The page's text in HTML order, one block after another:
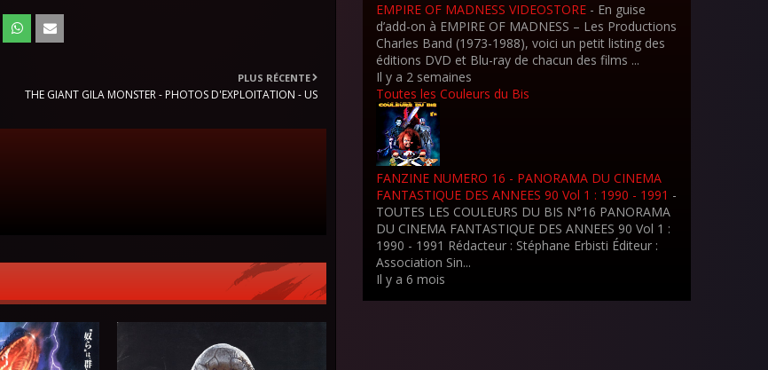
PLUS RÉCENTE
THE GIANT GILA MONSTER - PHOTOS D'EXPLOITATION - US
EMPIRE OF MADNESS VIDEOSTORE - En guise
d’add-on à EMPIRE OF MADNESS – Les Productions
Charles Band (1973-1988), voici un petit listing des
éditions DVD et Blu-ray de chacun des films ...
Il y a 2 semaines
Toutes les Couleurs du Bis
FANZINE NUMERO 16 - PANORAMA DU CINEMA
FANTASTIQUE DES ANNEES 90 Vol 1 : 1990 - 1991 -
TOUTES LES COULEURS DU BIS N°16 PANORAMA
DU CINEMA FANTASTIQUE DES ANNEES 90 Vol 1 :
1990 - 1991 Rédacteur : Stéphane Erbisti Éditeur :
Association Sin...
Il y a 6 mois